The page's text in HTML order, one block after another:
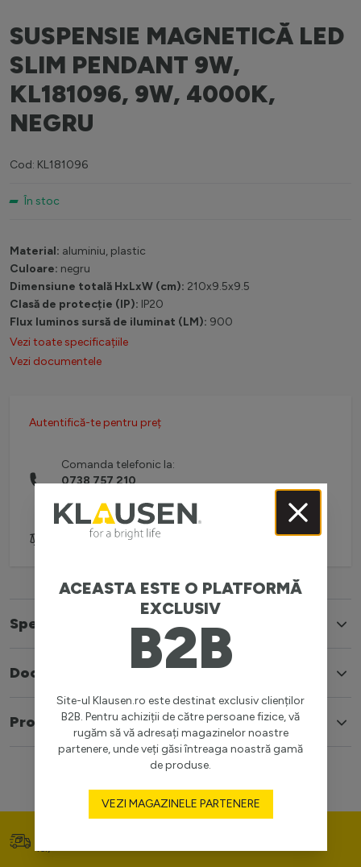
SUSPENSIE MAGNETICĂ LED
SLIM PENDANT 9W,
KL181096, 9W, 4000K,
NEGRU
Cod: KL181096
În stoc
Material: aluminiu, plastic
Culoare: negru
Dimensiune totală HxLxW (cm): 210x9.5x9.5
Clasă de protecție (IP): IP20
Flux luminos sursă de iluminat (LM): 900
Vezi toate specificațiile
Vezi documentele
Autentifică-te pentru preț
Comanda telefonic la:
0738 757 210
Adaugă pentru comparare
Specificatii
Documente
Produse similare
ACEASTA ESTE O PLATFORMĂ
EXCLUSIV
B2B
Site-ul Klausen.ro este destinat exclusiv clienților
B2B. Pentru achiziții de către persoane fizice, vă
rugăm să vă adresați magazinelor noastre
partenere, unde veți găsi întreaga noastră gamă
de produse.
VEZI MAGAZINELE PARTENERE
lei)